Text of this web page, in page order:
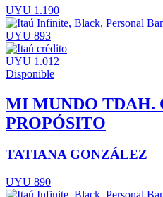
UYU 1.190
UYU 893
UYU 1.012
Disponible
MI MUNDO TDAH.
PROPÓSITO
TATIANA GONZÁLEZ
UYU 890